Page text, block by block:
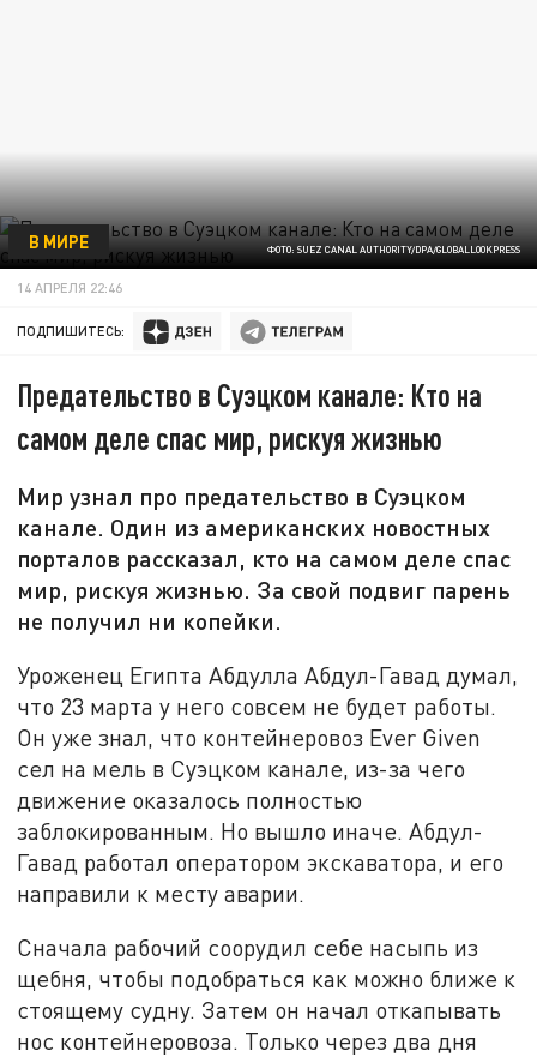
ФОТО: SUEZ CANAL AUTHORITY/DPA/GLOBALLOOKPRESS
В МИРЕ
14 АПРЕЛЯ 22:46
ПОДПИШИТЕСЬ:
Предательство в Суэцком канале: Кто на
самом деле спас мир, рискуя жизнью
Мир узнал про предательство в Суэцком
канале. Один из американских новостных
порталов рассказал, кто на самом деле спас
мир, рискуя жизнью. За свой подвиг парень
не получил ни копейки.
Уроженец Египта Абдулла Абдул-Гавад думал,
что 23 марта у него совсем не будет работы.
Он уже знал, что контейнеровоз Ever Given
сел на мель в Суэцком канале, из-за чего
движение оказалось полностью
заблокированным. Но вышло иначе. Абдул-
Гавад работал оператором экскаватора, и его
направили к месту аварии.
Сначала рабочий соорудил себе насыпь из
щебня, чтобы подобраться как можно ближе к
стоящему судну. Затем он начал откапывать
нос контейнеровоза. Только через два дня